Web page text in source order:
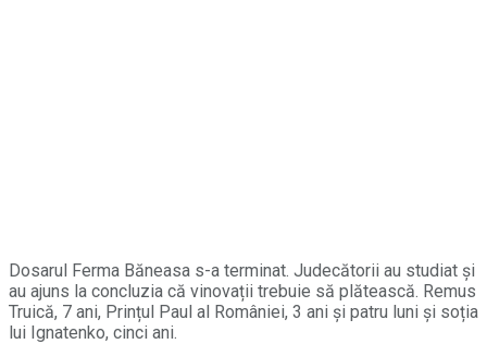
Dosarul Ferma Băneasa s-a terminat. Judecătorii au studiat și
au ajuns la concluzia că vinovații trebuie să plătească. Remus
Truică, 7 ani, Prințul Paul al României, 3 ani și patru luni și soția
lui Ignatenko, cinci ani.